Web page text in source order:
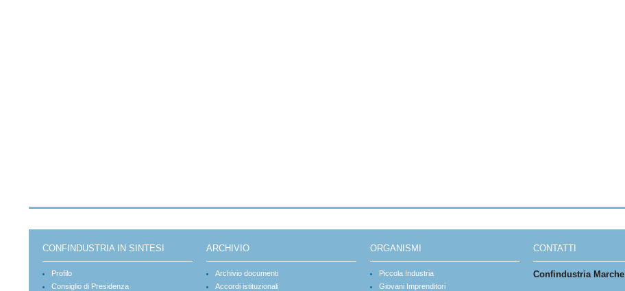
CONFINDUSTRIA IN SINTESI
Profilo
Consiglio di Presidenza
ARCHIVIO
Archivio documenti
Accordi istituzionali
ORGANISMI
Piccola Industria
Giovani Imprenditori
CONTATTI
Confindustria Marche